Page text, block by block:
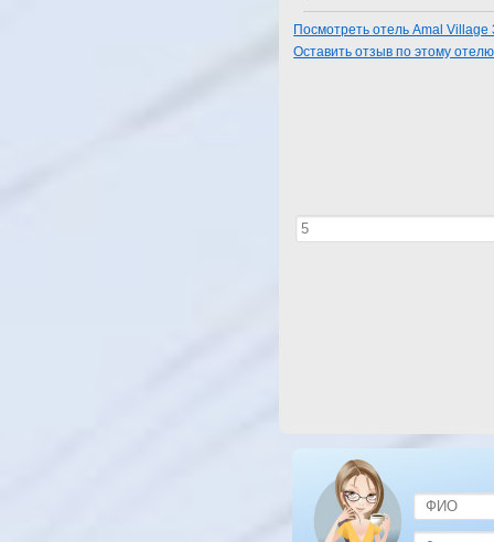
Посмотреть отель Amal Village
Оставить отзыв по этому отелю